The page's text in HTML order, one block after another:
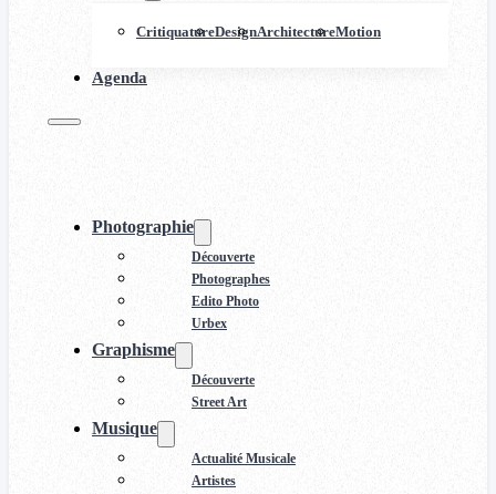
CritiquatureDesignArchitectureMotion
Agenda
Photographie
Découverte
Photographes
Edito Photo
Urbex
Graphisme
Découverte
Street Art
Musique
Actualité Musicale
Artistes